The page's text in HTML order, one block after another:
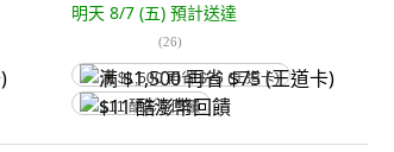
明天 8/7 (五) 預計送達
(26)
满 $1,500 再省 $75 (王道卡)
$11 酷澎幣回饋